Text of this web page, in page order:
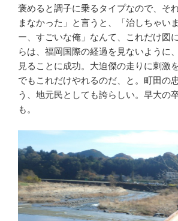
褒めると調子に乗るタイプなので、そ
まなかった」と言うと、「治しちゃい
ー、すごいな俺」なんて、これだけ図
らは、福岡国際の経過を見ないように
見ることに成功。大迫傑の走りに刺激
でもこれだけやれるのだ、と。町田の
う、地元民としても誇らしい。早大の
も。